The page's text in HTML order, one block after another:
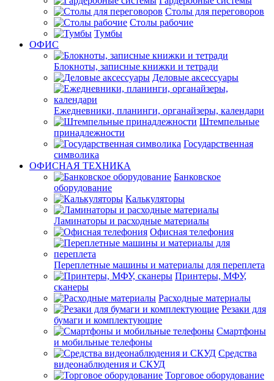
Столы для переговоров
Столы рабочие
Тумбы
ОФИС
Блокноты, записные книжки и тетради
Деловые аксессуары
Ежедневники, планинги, органайзеры, календари
Штемпельные
принадлежности
Государственная
символика
ОФИСНАЯ ТЕХНИКА
Банковское
оборудование
Калькуляторы
Ламинаторы и расходные материалы
Офисная телефония
Переплетные машины и материалы для переплета
Принтеры, МФУ,
сканеры
Расходные материалы
Резаки для
бумаги и комплектующие
Смартфоны
и мобильные телефоны
Средства
видеонаблюдения и СКУД
Торговое оборудование